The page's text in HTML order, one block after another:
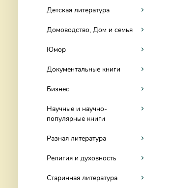
Детская литература
Домоводство, Дом и семья
Юмор
Документальные книги
Бизнес
Научные и научно-
популярные книги
Разная литература
Религия и духовность
Старинная литература